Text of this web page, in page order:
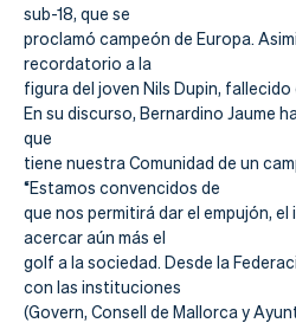
sub-18, que se
proclamó campeón de Europa.
recordatorio a la
figura del joven Nils Dupin, fallecido
En su discurso, Bernardino Jaume
que
tiene nuestra Comunidad de un
“Estamos convencidos de
que nos permitirá dar el empujón,
acercar aún más el
golf a la sociedad. Desde la
con las instituciones
(Govern, Consell de Mallorca y